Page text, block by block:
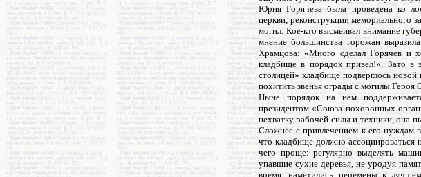
Юрия Горячева была проведена ко
церкви, реконструкции мемориального
могил. Кое-кто высмеивал внимание
мнение большинства горожан
Храмцова: «Много сделал Горячев и
кладбище в порядок привел!». Зато в
столицей» кладбище подверглось
похитить звенья ограды с могилы Героя
Ныне порядок на нем
президентом «Союза похоронных
нехватку рабочей силы и техники, она
Сложнее с привлечением к его нуждам
что кладбище должно
чего проще: регулярно выделять
упавшие сухие деревья, не уродуя
время, наметились перемены к